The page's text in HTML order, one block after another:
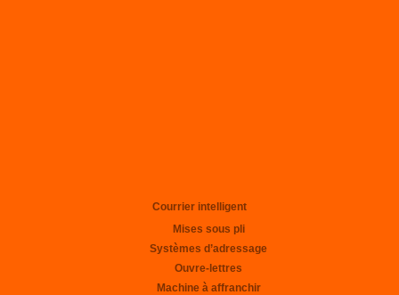
Courrier intelligent
Mises sous pli
Systèmes d’adressage
Ouvre-lettres
Machine à affranchir